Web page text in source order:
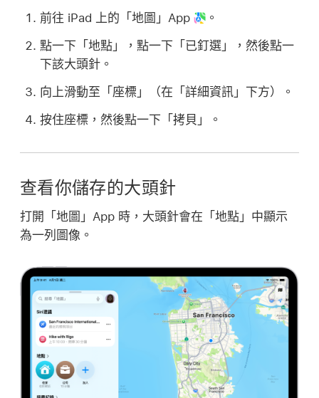
前往 iPad 上的「地圖」App
。
點一下「地點」，點一下「已釘選」，然後點一
下該大頭針。
向上滑動至「座標」（在「詳細資訊」下方）。
按住座標，然後點一下「拷貝」。
查看你儲存的大頭針
打開「地圖」App 時，大頭針會在「地點」中顯示
為一列圖像。